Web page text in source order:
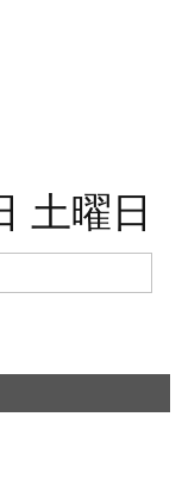
土曜日